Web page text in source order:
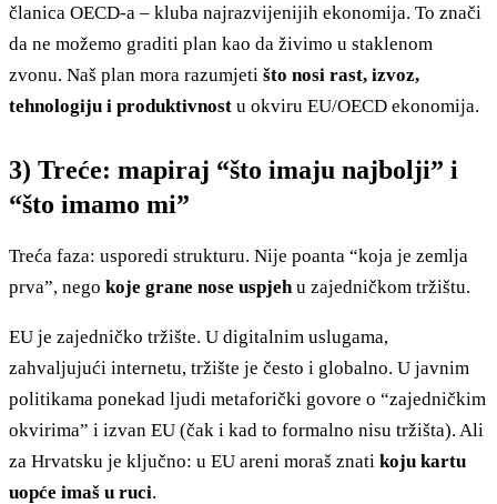
članica OECD-a – kluba najrazvijenijih ekonomija. To znači
da ne možemo graditi plan kao da živimo u staklenom
zvonu. Naš plan mora razumjeti što nosi rast, izvoz,
tehnologiju i produktivnost u okviru EU/OECD ekonomija.
3) Treće: mapiraj “što imaju najbolji” i
“što imamo mi”
Treća faza: usporedi strukturu. Nije poanta “koja je zemlja
prva”, nego koje grane nose uspjehu zajedničkom tržištu.
EU je zajedničko tržište. U digitalnim uslugama,
zahvaljujući internetu, tržište je često i globalno. U javnim
politikama ponekad ljudi metaforički govore o “zajedničkim
okvirima” i izvan EU (čak i kad to formalno nisu tržišta). Ali
za Hrvatsku je ključno: u EU areni moraš znati koju kartu
uopće imaš u ruci.